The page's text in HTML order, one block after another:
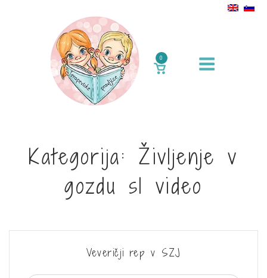
0
Kategorija:Življenje v
gozdu sl video
Veveričji rep v SZJ